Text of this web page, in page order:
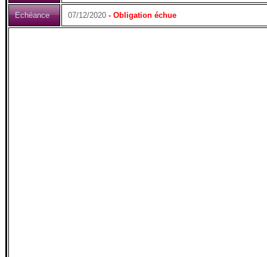
Echéance 07/12/2020 - Obligation échue